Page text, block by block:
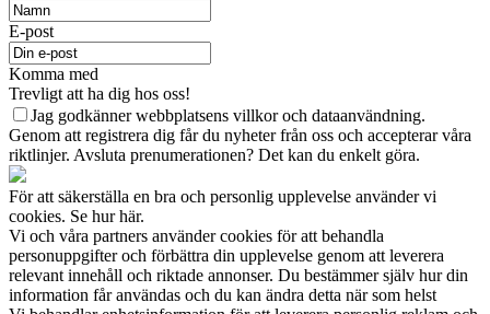
E-post
Komma med
Trevligt att ha dig hos oss!
Jag godkänner webbplatsens villkor och dataanvändning.
Genom att registrera dig får du nyheter från oss och accepterar våra
riktlinjer. Avsluta prenumerationen? Det kan du enkelt göra.
För att säkerställa en bra och personlig upplevelse använder vi
cookies. Se hur här.
Vi och våra partners använder cookies för att behandla
personuppgifter och förbättra din upplevelse genom att leverera
relevant innehåll och riktade annonser. Du bestämmer själv hur din
information får användas och du kan ändra detta när som helst